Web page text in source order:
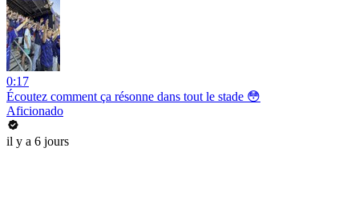
0:17
Écoutez comment ça résonne dans tout le stade 😳
Aficionado
il y a 6 jours